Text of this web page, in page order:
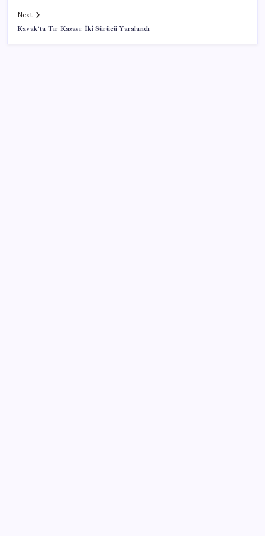
Next
Kavak’ta Tır Kazası: İki Sürücü Yaralandı